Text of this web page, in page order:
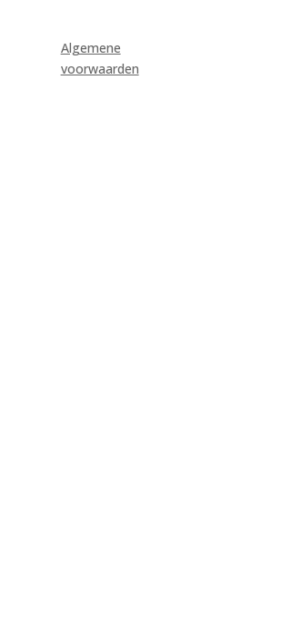
Algemene
voorwaarden